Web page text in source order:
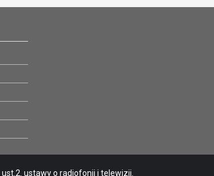
ustawy o radiofonii i telewizji.